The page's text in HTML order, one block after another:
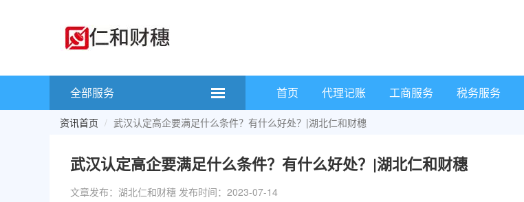
全部服务 首页 代理记账 工商服务 税务服务
资讯首页 武汉认定高企要满足什么条件？有什么好处？|湖北仁和财穗
武汉认定高企要满足什么条件？有什么好处？|湖北仁和财穗
文章发布：湖北仁和财穗 发布时间：2023-07-14